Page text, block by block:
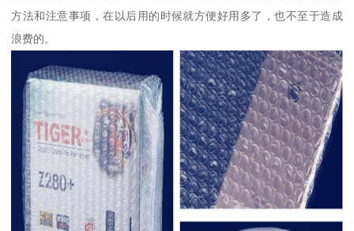
方法和注意事项，在以后用的时候就方便好用多了，也不至于造成
浪费的。